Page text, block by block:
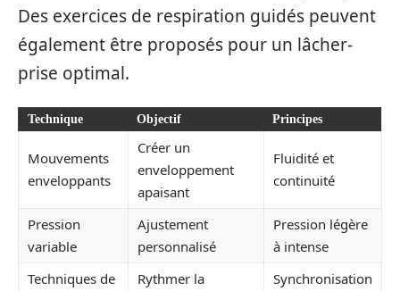
Des exercices de respiration guidés peuvent
également être proposés pour un lâcher-
prise optimal.
Technique Objectif Principes
Mouvements
enveloppants
Créer un
enveloppement
apaisant
Fluidité et
continuité
Pression
variable
Ajustement
personnalisé
Pression légère
à intense
Techniques de
Rythmer la
Synchronisation